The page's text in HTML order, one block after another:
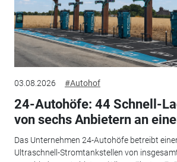
03.08.2026 #Autohof
24-Autohöfe: 44 Schnell-
von sechs Anbietern an
Das Unternehmen 24-Autohöfe betreibt
Ultraschnell-Stromtankstellen von